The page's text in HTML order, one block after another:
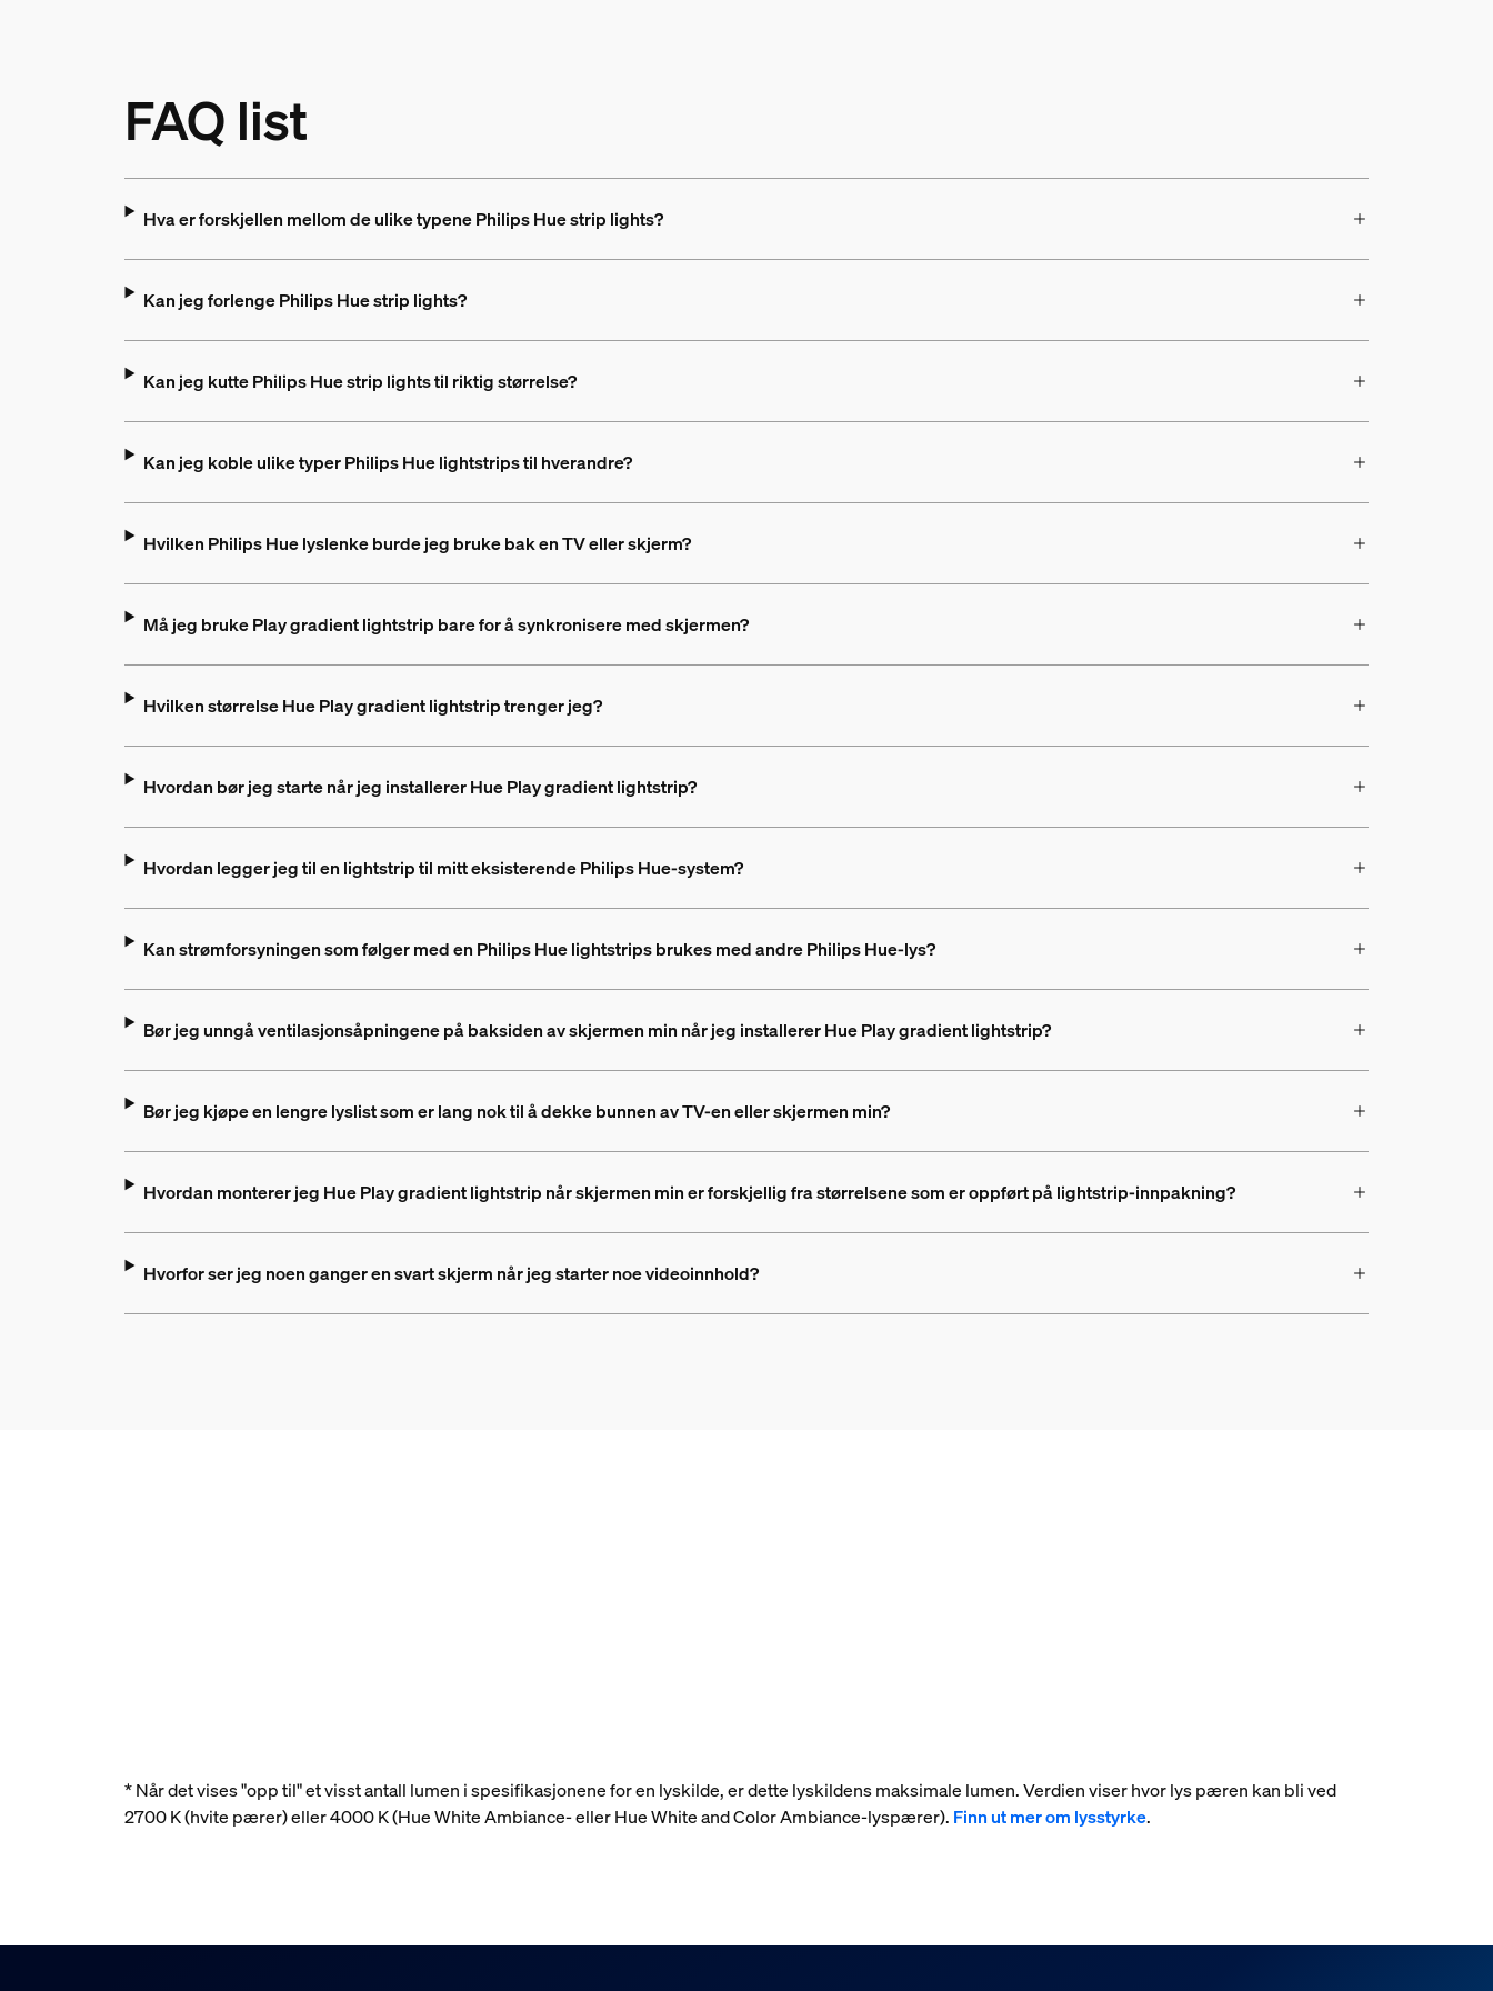
FAQ list
Hva er forskjellen mellom de ulike typene Philips Hue strip lights?
Kan jeg forlenge Philips Hue strip lights?
Kan jeg kutte Philips Hue strip lights til riktig størrelse?
Kan jeg koble ulike typer Philips Hue lightstrips til hverandre?
Hvilken Philips Hue lyslenke burde jeg bruke bak en TV eller skjerm?
Må jeg bruke Play gradient lightstrip bare for å synkronisere med skjermen?
Hvilken størrelse Hue Play gradient lightstrip trenger jeg?
Hvordan bør jeg starte når jeg installerer Hue Play gradient lightstrip?
Hvordan legger jeg til en lightstrip til mitt eksisterende Philips Hue-system?
Kan strømforsyningen som følger med en Philips Hue lightstrips brukes med andre Philips Hue-lys?
Bør jeg unngå ventilasjonsåpningene på baksiden av skjermen min når jeg installerer Hue Play gradient lightstrip?
Bør jeg kjøpe en lengre lyslist som er lang nok til å dekke bunnen av TV-en eller skjermen min?
Hvordan monterer jeg Hue Play gradient lightstrip når skjermen min er forskjellig fra størrelsene som er oppført på lightstrip-innpakning?
Hvorfor ser jeg noen ganger en svart skjerm når jeg starter noe videoinnhold?
* Når det vises "opp til" et visst antall lumen i spesifikasjonene for en lyskilde, er dette lyskildens maksimale lumen. Verdien viser hvor lys pæren kan bli ved
2700 K (hvite pærer) eller 4000 K (Hue White Ambiance- eller Hue White and Color Ambiance-lyspærer). Finn ut mer om lysstyrke.